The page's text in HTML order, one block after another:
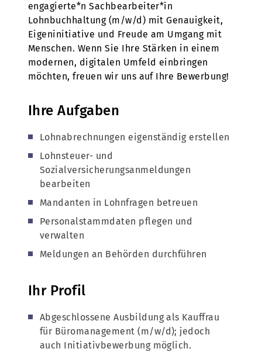
engagierte*n Sachbearbeiter*in
Lohnbuchhaltung (m/w/d) mit Genauigkeit,
Eigeninitiative und Freude am Umgang mit
Menschen. Wenn Sie Ihre Stärken in einem
modernen, digitalen Umfeld einbringen
möchten, freuen wir uns auf Ihre Bewerbung!
Ihre Aufgaben
Lohnabrechnungen eigenständig erstellen
Lohnsteuer- und
Sozialversicherungsanmeldungen
bearbeiten
Mandanten in Lohnfragen betreuen
Personalstammdaten pflegen und
verwalten
Meldungen an Behörden durchführen
Ihr Profil
Abgeschlossene Ausbildung als Kauffrau
für Büromanagement (m/w/d); jedoch
auch Initiativbewerbung möglich.